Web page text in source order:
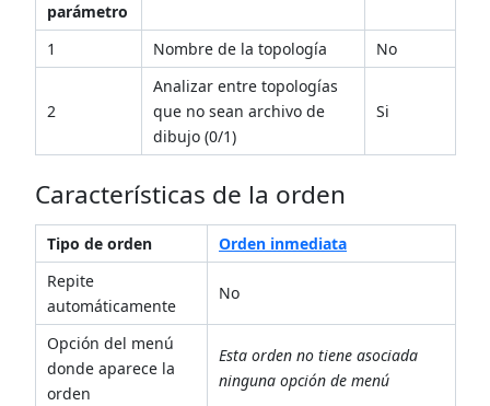
parámetro
1 Nombre de la topología No
2
Analizar entre topologías
que no sean archivo de
dibujo (0/1)
Si
Características de la orden
Tipo de orden
Orden inmediata
Repite
automáticamente
No
Opción del menú
donde aparece la
orden
Esta orden no tiene asociada
ninguna opción de menú